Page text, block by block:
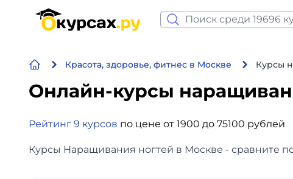
Красота, здоровье, фитнес в Москве Курсы
Онлайн-курсы
Рейтинг 9 курсов по цене от 1900 до 75100 рублей
Курсы Наращивания ногтей в Москве - сравните
Программирование
Бизнес и финансы
Дизайн